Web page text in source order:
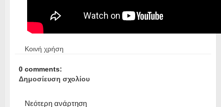
Κοινή χρήση
0 comments:
Δημοσίευση σχολίου
Νεότερη ανάρτηση